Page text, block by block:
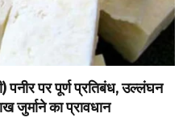
पनीर पर पूर्ण प्रतिबंध, उल्लंघन
जुर्माने का प्रावधान